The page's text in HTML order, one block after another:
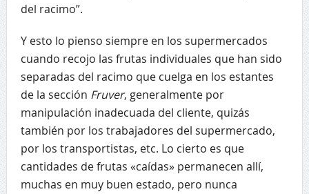
del racimo”.
Y esto lo pienso siempre en los supermercados
cuando recojo las frutas individuales que han sido
separadas del racimo que cuelga en los estantes
de la sección Fruver, generalmente por
manipulación inadecuada del cliente, quizás
también por los trabajadores del supermercado,
por los transportistas, etc. Lo cierto es que
cantidades de frutas «caídas» permanecen allí,
muchas en muy buen estado, pero nunca